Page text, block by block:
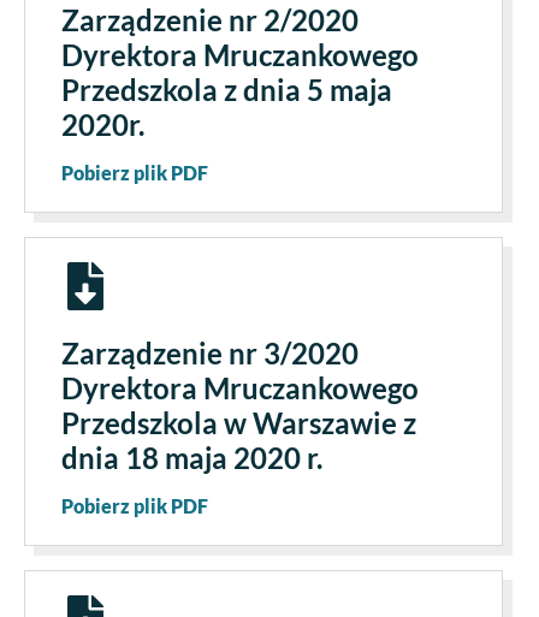
Zarządzenie nr 2/2020
Dyrektora Mruczankowego
Przedszkola z dnia 5 maja
2020r.
Pobierz plik PDF
Zarządzenie nr 3/2020
Dyrektora Mruczankowego
Przedszkola w Warszawie z
dnia 18 maja 2020 r.
Pobierz plik PDF